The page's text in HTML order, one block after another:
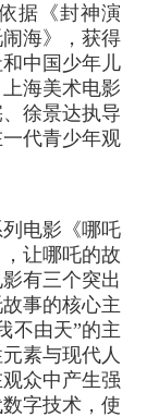
据《封神演
海》，获得
中国少年儿
海美术电影
徐景达执导
代青少年观
电影《哪吒
让哪吒的故
有三个突出
事的核心主
不由天”的主
素与现代人
众中产生强
字技术，使